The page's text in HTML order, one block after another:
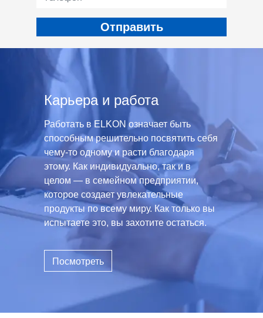
Карьера и работа
Работать в ELKON означает быть
способным решительно посвятить себя
чему-то одному и расти благодаря
этому. Как индивидуально, так и в
целом — в семейном предприятии,
которое создает увлекательные
продукты по всему миру. Как только вы
испытаете это, вы захотите остаться.
Посмотреть